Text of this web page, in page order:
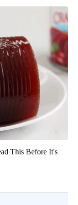
This Before It's